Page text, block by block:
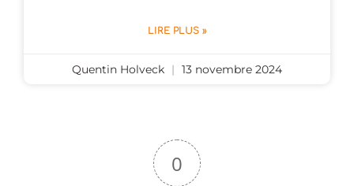
LIRE PLUS »
Quentin Holveck 13 novembre 2024
0